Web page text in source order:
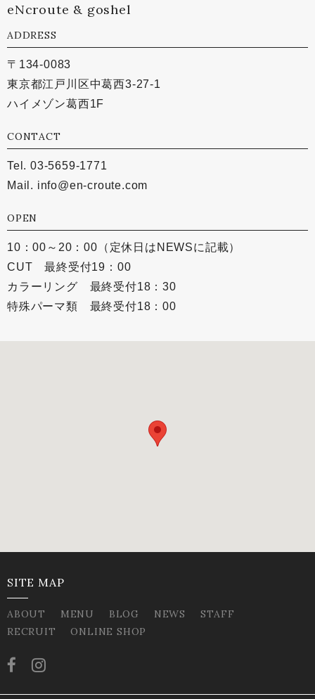
eNcroute & goshel
ADDRESS
〒134-0083
東京都江戸川区中葛西3-27-1
ハイメゾン葛西1F
CONTACT
Tel. 03-5659-1771
Mail. info@en-croute.com
OPEN
10：00～20：00（定休日はNEWSに記載）
CUT 最終受付19：00
カラーリング 最終受付18：30
特殊パーマ類 最終受付18：00
SITE MAP
ABOUT MENU BLOG NEWS
STAFF
RECRUIT
ONLINE SHOP